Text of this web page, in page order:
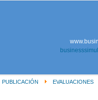
PUBLICACIÓN EVALUACIONES